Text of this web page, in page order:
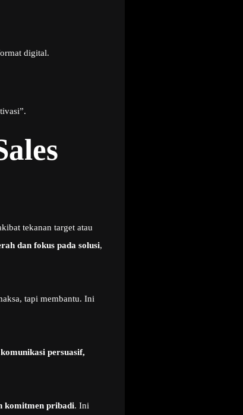
digital.
tekanan target atau
dan fokus pada solusi,
tapi membantu. Ini
persuasif,
komitmen pribadi. Ini